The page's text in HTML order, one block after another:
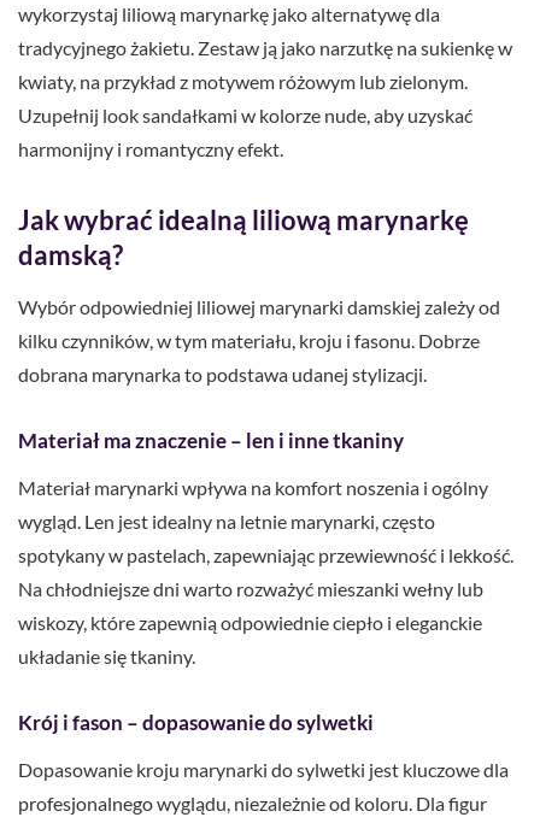
wykorzystaj liliową marynarkę jako alternatywę dla
tradycyjnego żakietu. Zestaw ją jako narzutkę na sukienkę w
kwiaty, na przykład z motywem różowym lub zielonym.
Uzupełnij look sandałkami w kolorze nude, aby uzyskać
harmonijny i romantyczny efekt.
Jak wybrać idealną liliową marynarkę
damską?
Wybór odpowiedniej liliowej marynarki damskiej zależy od
kilku czynników, w tym materiału, kroju i fasonu. Dobrze
dobrana marynarka to podstawa udanej stylizacji.
Materiał ma znaczenie – len i inne tkaniny
Materiał marynarki wpływa na komfort noszenia i ogólny
wygląd. Len jest idealny na letnie marynarki, często
spotykany w pastelach, zapewniając przewiewność i lekkość.
Na chłodniejsze dni warto rozważyć mieszanki wełny lub
wiskozy, które zapewnią odpowiednie ciepło i eleganckie
układanie się tkaniny.
Krój i fason – dopasowanie do sylwetki
Dopasowanie kroju marynarki do sylwetki jest kluczowe dla
profesjonalnego wyglądu, niezależnie od koloru. Dla figur